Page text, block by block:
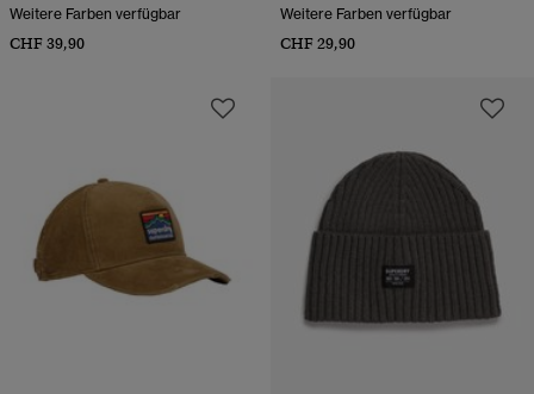
Weitere Farben verfügbar
CHF 39,90
Weitere Farben verfügbar
CHF 29,90